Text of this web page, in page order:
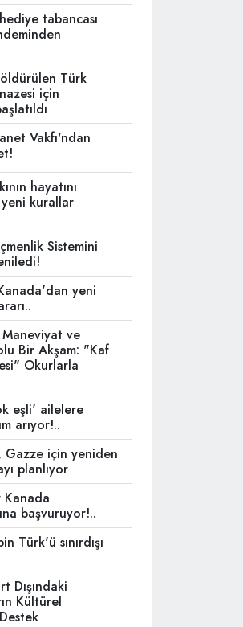
tabancası
Türk
için
Vakfı'ndan
hayatını
kurallar
Sistemini
yeni
ve
Bir Akşam: "Kaf
Okurlarla
eşli' ailelere
arıyor!..
Gazze için yeniden
planlıyor
Kanada
başvuruyor!..
Türk'ü sınırdışı
Dışındaki
Kültürel